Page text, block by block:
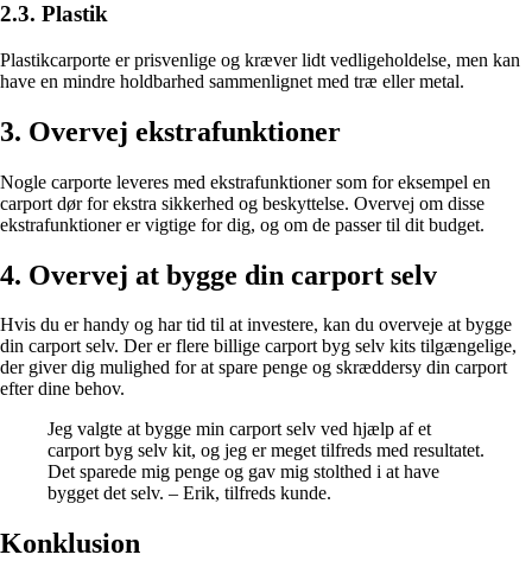
2.3. Plastik
Plastikcarporte er prisvenlige og kræver lidt vedligeholdelse, men kan
have en mindre holdbarhed sammenlignet med træ eller metal.
3. Overvej ekstrafunktioner
Nogle carporte leveres med ekstrafunktioner som for eksempel en
carport dør for ekstra sikkerhed og beskyttelse. Overvej om disse
ekstrafunktioner er vigtige for dig, og om de passer til dit budget.
4. Overvej at bygge din carport selv
Hvis du er handy og har tid til at investere, kan du overveje at bygge
din carport selv. Der er flere billige carport byg selv kits tilgængelige,
der giver dig mulighed for at spare penge og skræddersy din carport
efter dine behov.
Jeg valgte at bygge min carport selv ved hjælp af et
carport byg selv kit, og jeg er meget tilfreds med resultatet.
Det sparede mig penge og gav mig stolthed i at have
bygget det selv. – Erik, tilfreds kunde.
Konklusion